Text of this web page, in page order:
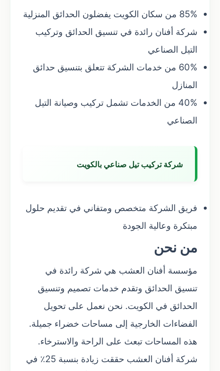
85% من سكان الكويت يفضلون الحدائق المنزلية
شركة أفنان رائدة في تنسيق الحدائق وتركيب
التيل الصناعي
60% من خدمات الشركة تتعلق بتنسيق حدائق
المنازل
40% من الخدمات تشمل تركيب وصيانة التيل
الصناعي
شركة تركيب تيل صناعي بالكويت
فريق الشركة متخصص ومتفاني في تقديم حلول
مبتكرة وعالية الجودة
من نحن
مؤسسة أفنان العشب هي شركة رائدة في
تنسيق الحدائق وتقدم خدمات تصميم وتنسيق
الحدائق في الكويت. نحن نعمل على تحويل
الفضاءات الخارجية إلى مساحات خضراء جميلة.
هذه المساحات تبعث على الراحة والاسترخاء.
شركة أفنان العشب حققت زيادة بنسبة 25٪ في